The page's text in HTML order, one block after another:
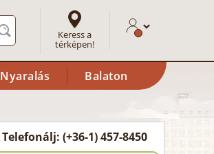
Keress a
térképen!
Nyaralás Balaton
Telefonálj: (+36-1) 457-8450